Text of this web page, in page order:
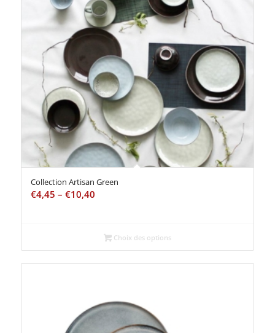
Collection Artisan Green
€4,45 – €10,40
Choix des options